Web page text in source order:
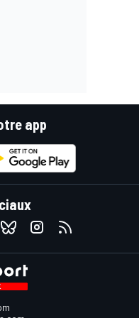
app